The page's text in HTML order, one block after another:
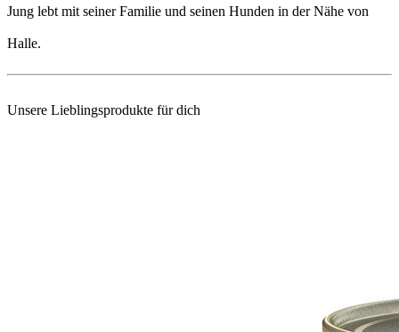
Jung lebt mit seiner Familie und seinen Hunden in der Nähe von
Halle.
Unsere Lieblingsprodukte für dich